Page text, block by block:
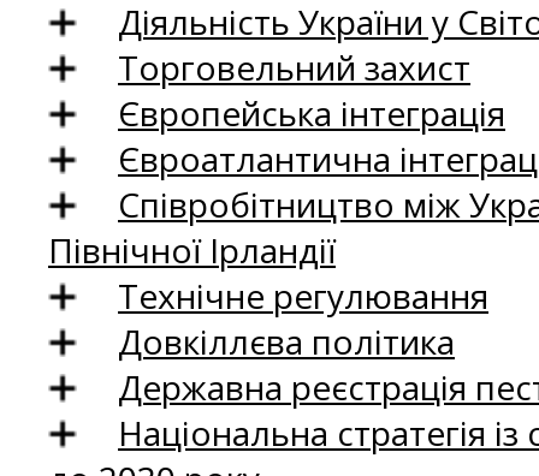
Діяльність України у
Торговельний захист
Європейська інтеграція
Євроатлантична
Співробітництво між
Північної Ірландії
Технічне регулювання
Довкіллєва політика
Державна реєстрація
Національна стратегія